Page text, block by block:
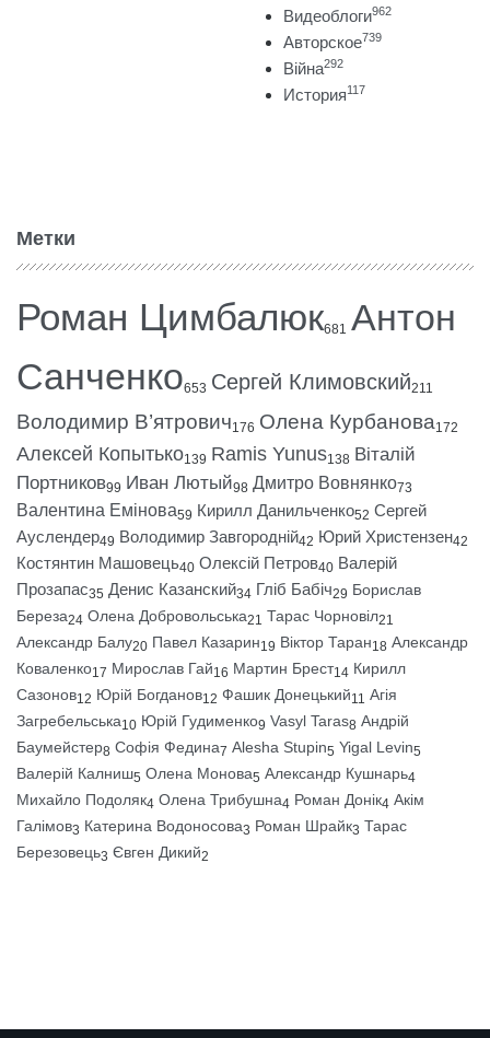
Видеоблоги962
Авторское739
Війна292
История117
Метки
Роман Цимбалюк681 Антон
Санченко653 Сергей Климовский211
Володимир В’ятрович176 Олена Курбанова172
Алексей Копытько139 Ramis Yunus138 Віталій
Портников99 Иван Лютый98 Дмитро Вовнянко73
Валентина Емінова59 Кирилл Данильченко52 Сергей
Ауслендер49 Володимир Завгородній42 Юрий Христензен42
Костянтин Машовець40 Олексій Петров40 Валерій
Прозапас35 Денис Казанский34 Гліб Бабіч29 Борислав
Береза24 Олена Добровольська21 Тарас Чорновіл21
Александр Балу20 Павел Казарин19 Віктор Таран18 Александр
Коваленко17 Мирослав Гай16 Мартин Брест14 Кирилл
Сазонов12 Юрій Богданов12 Фашик Донецький11 Агія
Загребельська10 Юрій Гудименко9 Vasyl Taras8 Андрій
Баумейстер8 Софія Федина7 Alesha Stupin5 Yigal Levin5
Валерій Калниш5 Олена Монова5 Александр Кушнарь4
Михайло Подоляк4 Олена Трибушна4 Роман Донік4 Акім
Галімов3 Катерина Водоносова3 Роман Шрайк3 Тарас
Березовець3 Євген Дикий2